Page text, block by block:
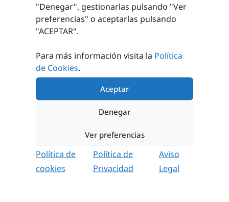
"Denegar", gestionarlas pulsando "Ver
preferencias" o aceptarlas pulsando
"ACEPTAR".
Para más información visita la Política
de Cookies.
Aceptar
Denegar
Ver preferencias
Política de
cookies
Política de
Privacidad
Aviso
Legal
5,07€ sin IVA (6,13
iva incl.)
iva incl.)